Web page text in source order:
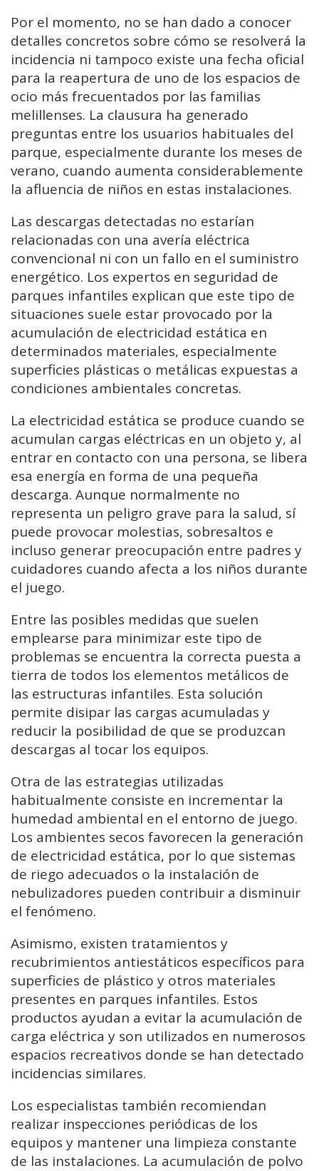
Por el momento, no se han dado a conocer
detalles concretos sobre cómo se resolverá la
incidencia ni tampoco existe una fecha oficial
para la reapertura de uno de los espacios de
ocio más frecuentados por las familias
melillenses. La clausura ha generado
preguntas entre los usuarios habituales del
parque, especialmente durante los meses de
verano, cuando aumenta considerablemente
la afluencia de niños en estas instalaciones.
Las descargas detectadas no estarían
relacionadas con una avería eléctrica
convencional ni con un fallo en el suministro
energético. Los expertos en seguridad de
parques infantiles explican que este tipo de
situaciones suele estar provocado por la
acumulación de electricidad estática en
determinados materiales, especialmente
superficies plásticas o metálicas expuestas a
condiciones ambientales concretas.
La electricidad estática se produce cuando se
acumulan cargas eléctricas en un objeto y, al
entrar en contacto con una persona, se libera
esa energía en forma de una pequeña
descarga. Aunque normalmente no
representa un peligro grave para la salud, sí
puede provocar molestias, sobresaltos e
incluso generar preocupación entre padres y
cuidadores cuando afecta a los niños durante
el juego.
Entre las posibles medidas que suelen
emplearse para minimizar este tipo de
problemas se encuentra la correcta puesta a
tierra de todos los elementos metálicos de
las estructuras infantiles. Esta solución
permite disipar las cargas acumuladas y
reducir la posibilidad de que se produzcan
descargas al tocar los equipos.
Otra de las estrategias utilizadas
habitualmente consiste en incrementar la
humedad ambiental en el entorno de juego.
Los ambientes secos favorecen la generación
de electricidad estática, por lo que sistemas
de riego adecuados o la instalación de
nebulizadores pueden contribuir a disminuir
el fenómeno.
Asimismo, existen tratamientos y
recubrimientos antiestáticos específicos para
superficies de plástico y otros materiales
presentes en parques infantiles. Estos
productos ayudan a evitar la acumulación de
carga eléctrica y son utilizados en numerosos
espacios recreativos donde se han detectado
incidencias similares.
Los especialistas también recomiendan
realizar inspecciones periódicas de los
equipos y mantener una limpieza constante
de las instalaciones. La acumulación de polvo